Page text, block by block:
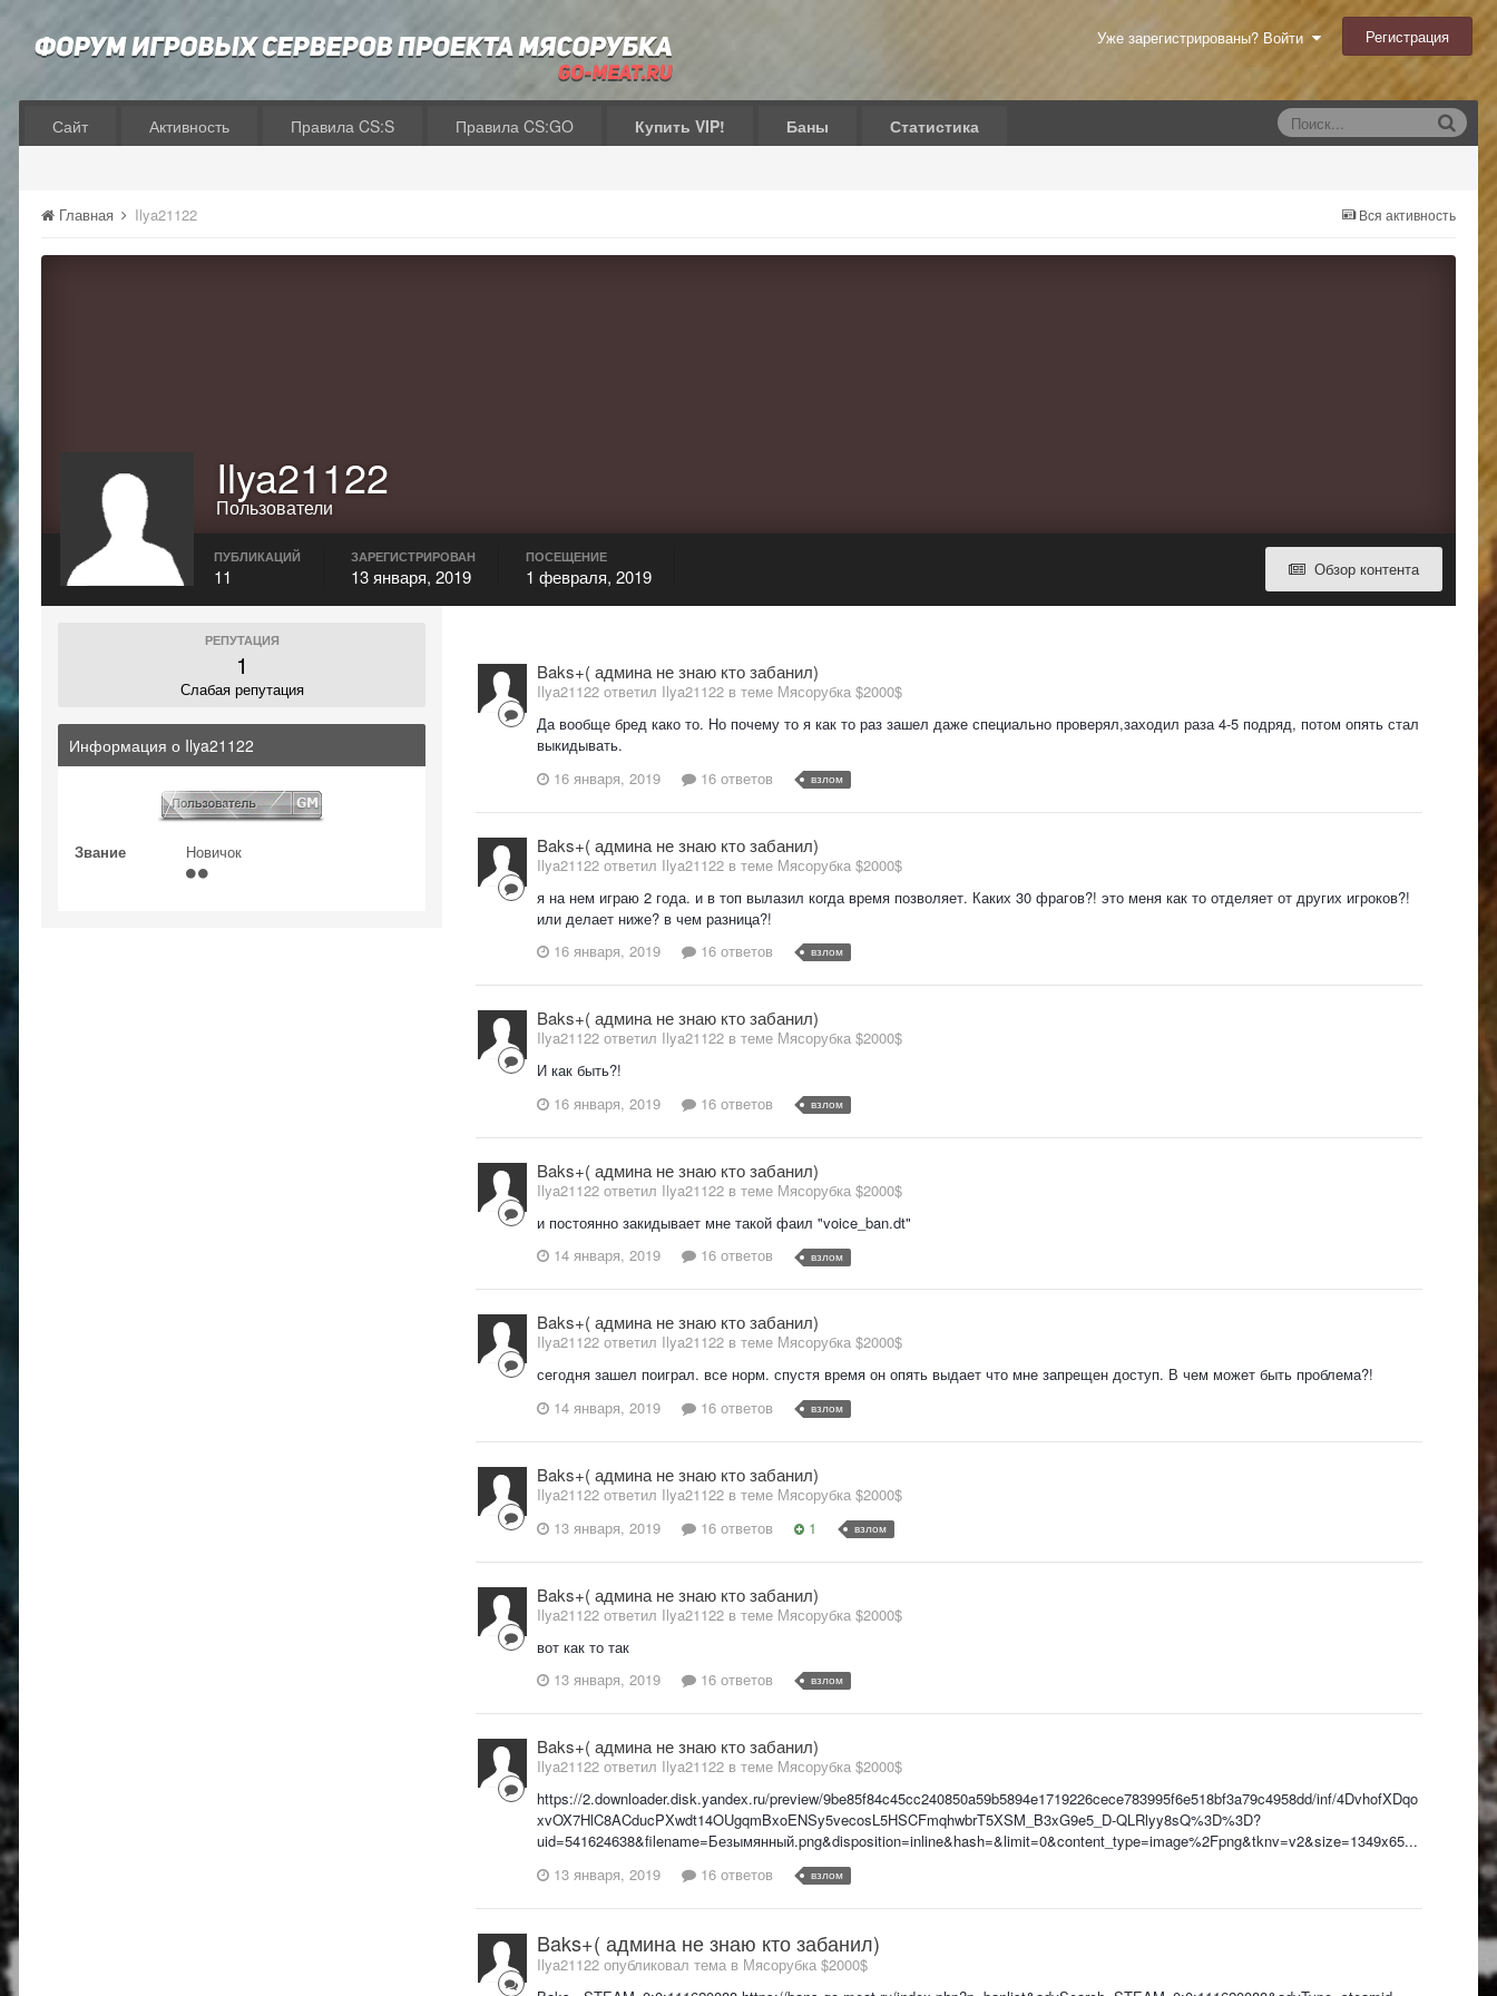
Уже зарегистрированы? Войти Регистрация
Сайт Активность Правила CS:S Правила CS:GO Купить VIP! Баны Статистика
Вся активность
Главная Ilya21122
Ilya21122
Пользователи
Обзор контента
ПУБЛИКАЦИЙ
11
ЗАРЕГИСТРИРОВАН
13 января, 2019
ПОСЕЩЕНИЕ
1 февраля, 2019
РЕПУТАЦИЯ
1
Слабая репутация
Информация о Ilya21122
Звание Новичок
Baks+( админа не знаю кто забанил)
Ilya21122 ответил Ilya21122 в теме Мясорубка $2000$
Да вообще бред како то. Но почему то я как то раз зашел даже специально проверял,заходил раза 4-5 подряд, потом опять стал
выкидывать.
16 января, 2019
16 ответов взлом
Baks+( админа не знаю кто забанил)
Ilya21122 ответил Ilya21122 в теме Мясорубка $2000$
я на нем играю 2 года. и в топ вылазил когда время позволяет. Каких 30 фрагов?! это меня как то отделяет от других игроков?!
или делает ниже? в чем разница?!
16 января, 2019
16 ответов взлом
Baks+( админа не знаю кто забанил)
Ilya21122 ответил Ilya21122 в теме Мясорубка $2000$
И как быть?!
16 января, 2019
16 ответов взлом
Baks+( админа не знаю кто забанил)
Ilya21122 ответил Ilya21122 в теме Мясорубка $2000$
и постоянно закидывает мне такой фаил "voice_ban.dt"
14 января, 2019
16 ответов взлом
Baks+( админа не знаю кто забанил)
Ilya21122 ответил Ilya21122 в теме Мясорубка $2000$
сегодня зашел поиграл. все норм. спустя время он опять выдает что мне запрещен доступ. В чем может быть проблема?!
14 января, 2019
16 ответов взлом
Baks+( админа не знаю кто забанил)
Ilya21122 ответил Ilya21122 в теме Мясорубка $2000$
13 января, 2019
16 ответов 1 взлом
Baks+( админа не знаю кто забанил)
Ilya21122 ответил Ilya21122 в теме Мясорубка $2000$
вот как то так
13 января, 2019
16 ответов взлом
Baks+( админа не знаю кто забанил)
Ilya21122 ответил Ilya21122 в теме Мясорубка $2000$
https://2.downloader.disk.yandex.ru/preview/9be85f84c45cc240850a59b5894e1719226cece783995f6e518bf3a79c4958dd/inf/4DvhofXDqo
xvOX7HlC8ACducPXwdt14OUgqmBxoENSy5vecosL5HSCFmqhwbrT5XSM_B3xG9e5_D-QLRlyy8sQ%3D%3D?
uid=541624638&filename=Безымянный.png&disposition=inline&hash=&limit=0&content_type=image%2Fpng&tknv=v2&size=1349x65...
13 января, 2019
16 ответов взлом
Baks+( админа не знаю кто забанил)
Ilya21122 опубликовал тема в Мясорубка $2000$